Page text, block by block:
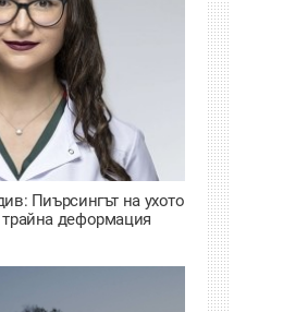
Пиърсингът на ухото
деформация